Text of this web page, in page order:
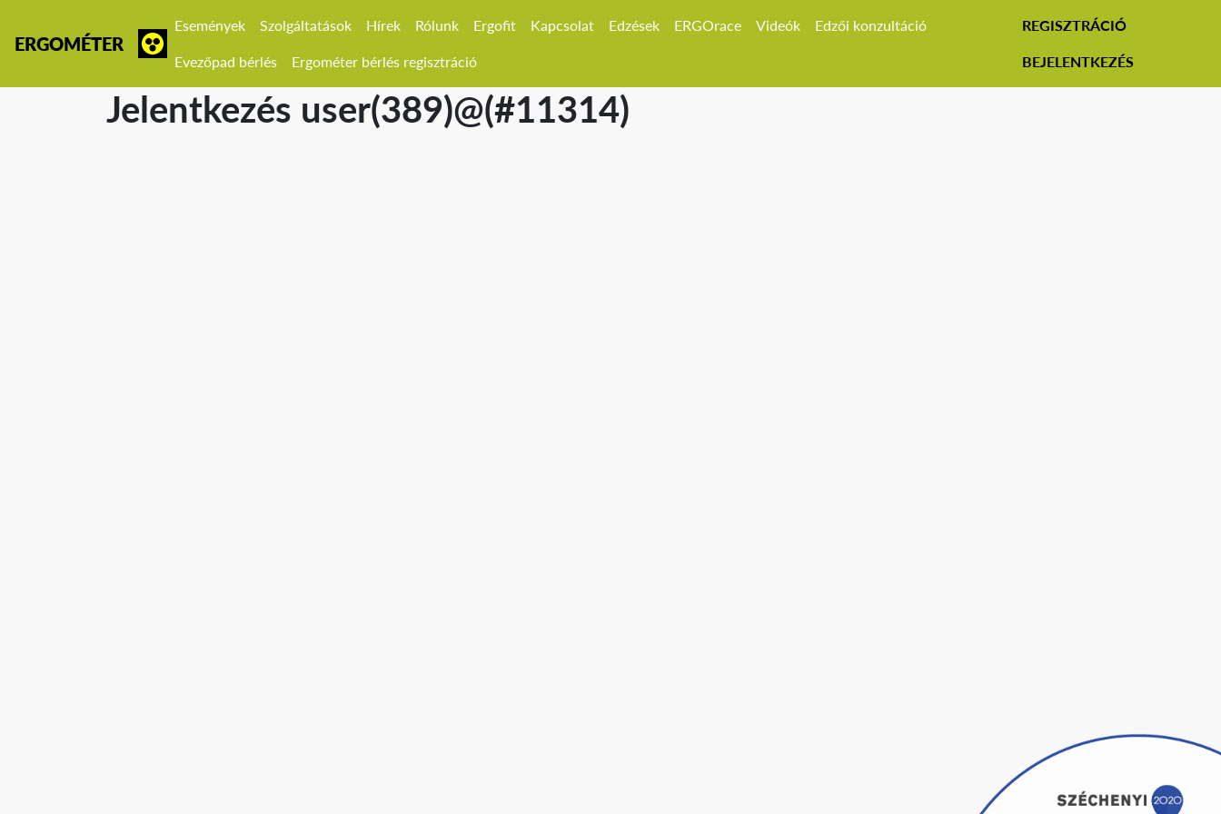
ERGOMÉTER
Események Szolgáltatások Hírek Rólunk Ergofit Kapcsolat Edzések ERGOrace Videók Edzői konzultáció
Evezőpad bérlés Ergométer bérlés regisztráció
REGISZTRÁCIÓ
BEJELENTKEZÉS
Jelentkezés user(389)@(#11314)